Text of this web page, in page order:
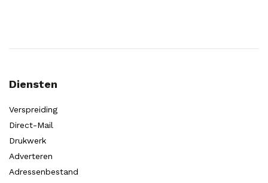
Diensten
Verspreiding
Direct-Mail
Drukwerk
Adverteren
Adressenbestand